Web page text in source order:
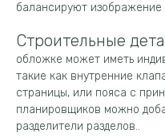
балансируют изображение
Строительные
обложке может иметь
такие как внутренние
страницы, или пояса с
планировщиков можно
разделители разделов..